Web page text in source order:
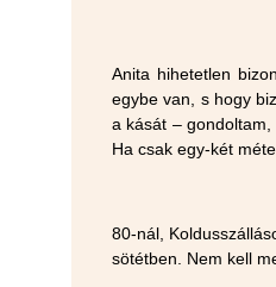
Anita hihetetlen
egybe van, s hogy
a kását –
Ha csak egy-két
80-nál,
sötétben. Nem kell